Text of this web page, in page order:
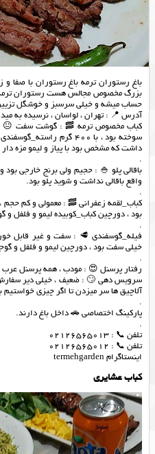
باغ رستوران ترمه باغ رستوران با صفا و
بزرگ مخصوص مجالس هست رستوران ترمه
حساب میشه و خیلی سرسبز و خوشگل
آدرس 📍 : تهران ، لواسان ، نرسيده به ميدان
کباب مخصوص ترمه 🥓 : گوشت سفت 😐
سوخته بود ، با 400 گرم
داشت که مشخص بود با پیاز و لیمو مزه
.
باقالی پلو 🍚 : حجیم ولی برنج خارجی
واقع باقالی نداشت و شوید پلو بود.
.
کباب_لقمه زعفرانی 🥓 : معمولی و کم
بود ، دورچین کباب_کوبیده لیمو و فلفل
.
فیله_گوسفندی 🥩 : سفت و غیر قابل
خیلی سفت بود ، دورچین لیمو و فلفل و
.
رفتار پرسنل 😍 : مودب ، همه پرسنل
سرویس دهی 🙄 : ضعیف ، خیلی دیر سفارش
آلاچیق ها سر میزدن تا اگر چیزی خواستیم
.
پارکینگ اختصاصی 🚗 داخل باغ دارند.
.
تلفن 📞 : 02126565013
تلفن 📞 : 02126565012
اینستاگرام termehgarden
کباب عشایری